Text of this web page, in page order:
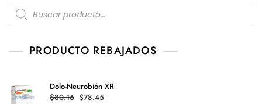
Products
search
PRODUCTO REBAJADOS
Dolo-Neurobión XR
$80.16 Original
$78.45